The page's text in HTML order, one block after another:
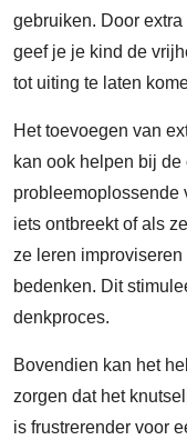
gebruiken. Door
geef je je kind de
tot uiting te laten
Het toevoegen van
kan ook helpen bij
probleemoplossende
iets ontbreekt of als
ze leren
bedenken. Dit
denkproces.
Bovendien kan het
zorgen dat het
is frustrerender voor